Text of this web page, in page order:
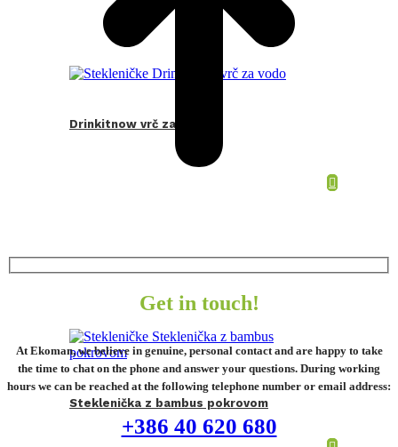
Drinkitnow vrč za vodo
Steklenička z bambus pokrovom
Get in touch!
At Ekoman, we believe in genuine, personal contact and are happy to take
the time to chat on the phone and answer your questions. During working
hours we can be reached at the following telephone number or email address:
+386 40 620 680